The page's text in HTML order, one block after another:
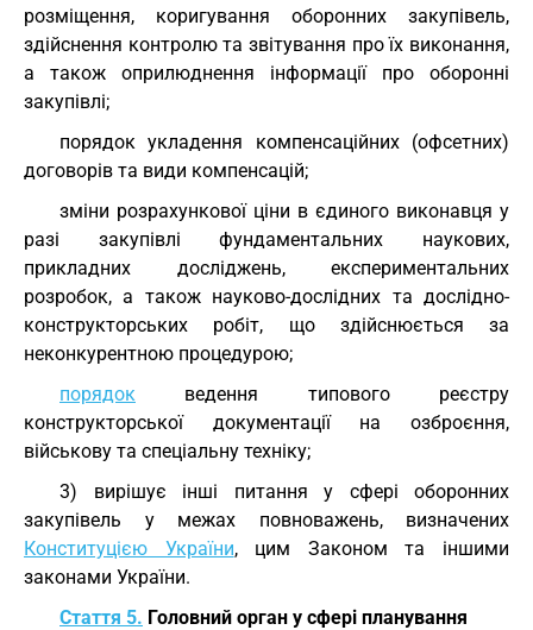
розміщення, коригування оборонних закупівель,
здійснення контролю та звітування про їх виконання,
а також оприлюднення інформації про оборонні
закупівлі;
порядок укладення компенсаційних (офсетних)
договорів та види компенсацій;
зміни розрахункової ціни в єдиного виконавця у
разі закупівлі фундаментальних наукових,
прикладних досліджень, експериментальних
розробок, а також науково-дослідних та дослідно-
конструкторських робіт, що здійснюється за
неконкурентною процедурою;
порядок ведення типового реєстру
конструкторської документації на озброєння,
військову та спеціальну техніку;
3) вирішує інші питання у сфері оборонних
закупівель у межах повноважень, визначених
Конституцією України, цим Законом та іншими
законами України.
Стаття 5. Головний орган у сфері планування